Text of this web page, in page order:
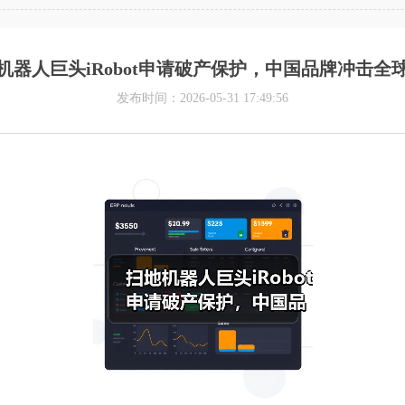
器人巨头iRobot申请破产保护，中国品牌冲击全
发布时间：2026-05-31 17:49:56